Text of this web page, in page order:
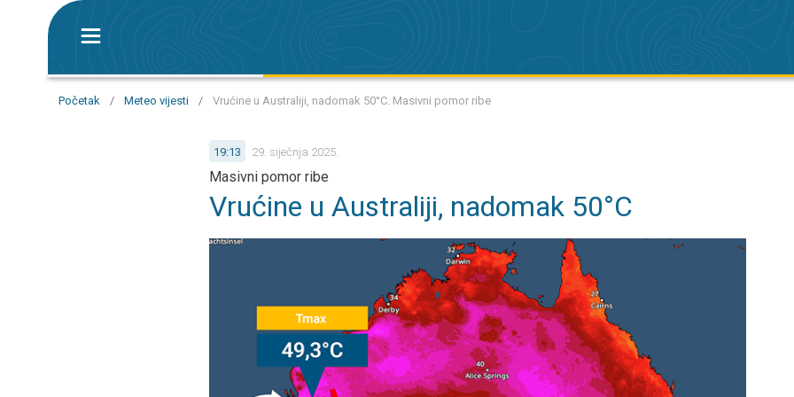
Početak / Meteo vijesti / Vrućine u Australiji, nadomak 50°C. Masivni pomor ribe
19:13 29. siječnja 2025.
Masivni pomor ribe
Vrućine u Australiji, nadomak 50°C